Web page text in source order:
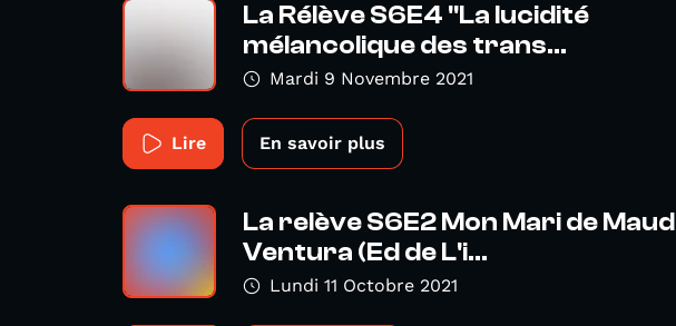
La Rélève S6E4 "La lucidité
mélancolique des trans...
Mardi 9 Novembre 2021
Lire En savoir plus
La relève S6E2 Mon Mari de Maud
Ventura (Ed de L'i...
Lundi 11 Octobre 2021